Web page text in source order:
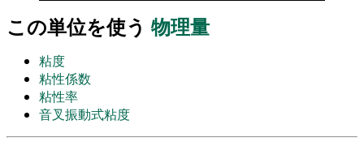
この単位を使う 物理量
粘度
粘性係数
粘性率
音叉振動式粘度